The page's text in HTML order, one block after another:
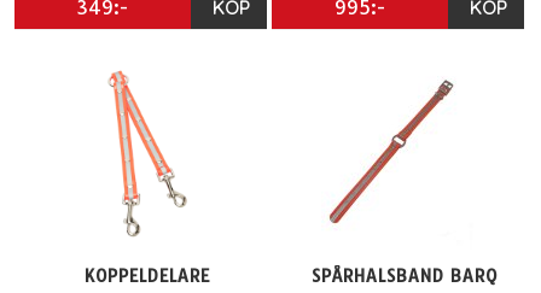
349:- KÖP 995:- KÖP
KOPPELDELARE SPÅRHALSBAND BARQ